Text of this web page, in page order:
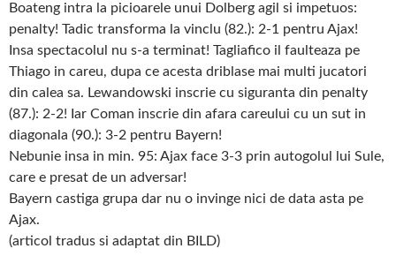
Boateng intra la picioarele unui Dolberg agil si impetuos:
penalty! Tadic transforma la vinclu (82.): 2-1 pentru Ajax!
Insa spectacolul nu s-a terminat! Tagliafico il faulteaza pe
Thiago in careu, dupa ce acesta driblase mai multi jucatori
din calea sa. Lewandowski inscrie cu siguranta din penalty
(87.): 2-2! Iar Coman inscrie din afara careului cu un sut in
diagonala (90.): 3-2 pentru Bayern!
Nebunie insa in min. 95: Ajax face 3-3 prin autogolul lui Sule,
care e presat de un adversar!
Bayern castiga grupa dar nu o invinge nici de data asta pe
Ajax.
(articol tradus si adaptat din BILD)